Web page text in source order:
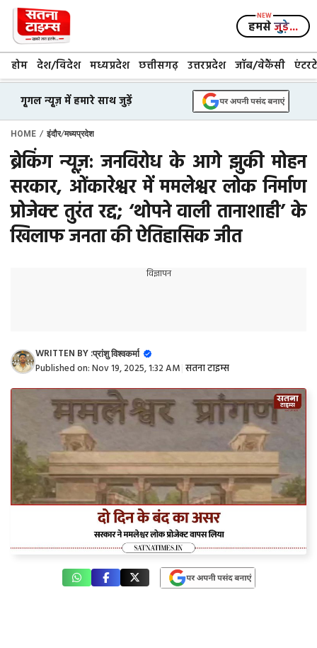
Skip
content
हमसेजुड़े...
होम देश/विदेश मध्यप्रदेश छत्तीसगढ़ उत्तरप्रदेश जॉब/वेकैंसी
गूगल न्यूज़ में हमारे साथ जुड़ें
HOME / इंदौर/मध्यप्रदेश
ब्रेकिंग न्यूज़: जनविरोध के आगे झुकी मोहन
सरकार, ओंकारेश्वर में ममलेश्वर लोक निर्माण
प्रोजेक्ट तुरंत रद्द; ‘थोपने वाली तानाशाही’ के
खिलाफ जनता की ऐतिहासिक जीत
विज्ञापन
WRITTEN BY :प्रांशु विश्वकर्मा
Published on:Nov 19, 2025, 1:32 AM सतना टाइम्स